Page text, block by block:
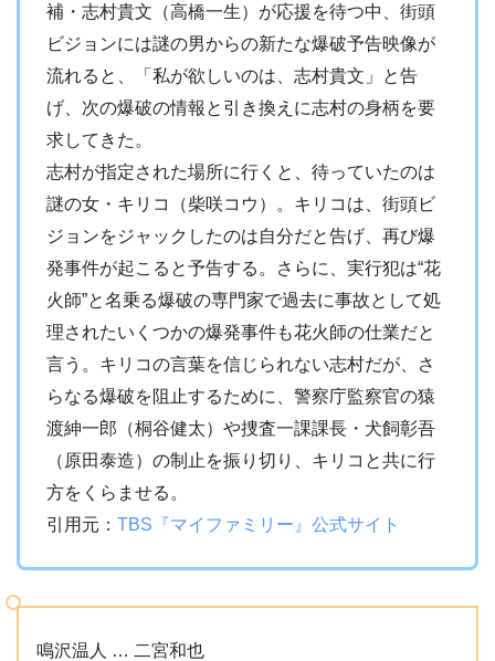
補・志村貴文（高橋一生）が応援を待つ中、街頭
ビジョンには謎の男からの新たな爆破予告映像が
流れると、「私が欲しいのは、志村貴文」と告
げ、次の爆破の情報と引き換えに志村の身柄を要
求してきた。
志村が指定された場所に行くと、待っていたのは
謎の女・キリコ（柴咲コウ）。キリコは、街頭ビ
ジョンをジャックしたのは自分だと告げ、再び爆
発事件が起こると予告する。さらに、実行犯は“花
火師”と名乗る爆破の専門家で過去に事故として処
理されたいくつかの爆発事件も花火師の仕業だと
言う。キリコの言葉を信じられない志村だが、さ
らなる爆破を阻止するために、警察庁監察官の猿
渡紳一郎（桐谷健太）や捜査一課課長・犬飼彰吾
（原田泰造）の制止を振り切り、キリコと共に行
方をくらませる。
引用元： TBS『マイファミリー』公式サイト
鳴沢温人 … 二宮和也